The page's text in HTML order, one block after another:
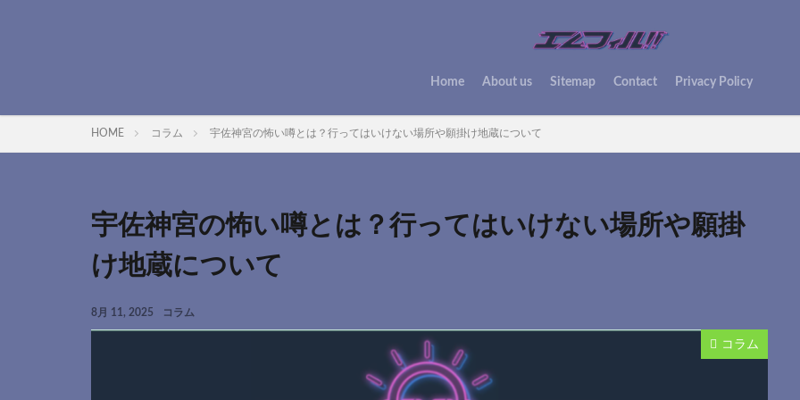
Home About us Sitemap Contact Privacy Policy
HOME コラム 宇佐神宮の怖い噂とは？行ってはいけない場所や願掛け地蔵について
宇佐神宮の怖い噂とは？行ってはいけない場所や願掛
け地蔵について
8月 11, 2025 コラム
コラム